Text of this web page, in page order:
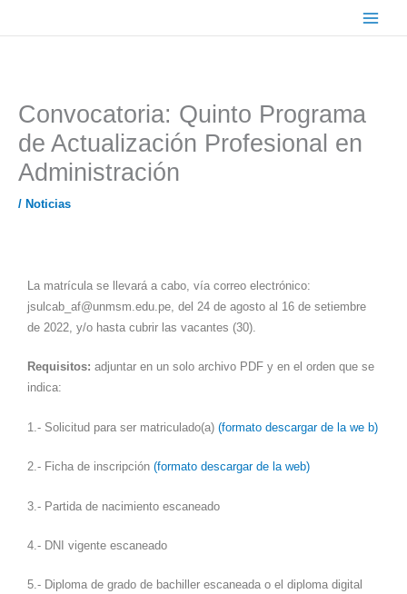
Main
Convocatoria: Quinto Programa
de Actualización Profesional en
Administración
/ Noticias
La matrícula se llevará a cabo, vía correo electrónico:
jsulcab_af@unmsm.edu.pe, del 24 de agosto al 16 de setiembre
de 2022, y/o hasta cubrir las vacantes (30).
Requisitos: adjuntar en un solo archivo PDF y en el orden que se
indica:
1.- Solicitud para ser matriculado(a) (formato descargar de la we b)
2.- Ficha de inscripción (formato descargar de la web)
3.- Partida de nacimiento escaneado
4.- DNI vigente escaneado
5.- Diploma de grado de bachiller escaneada o el diploma digital